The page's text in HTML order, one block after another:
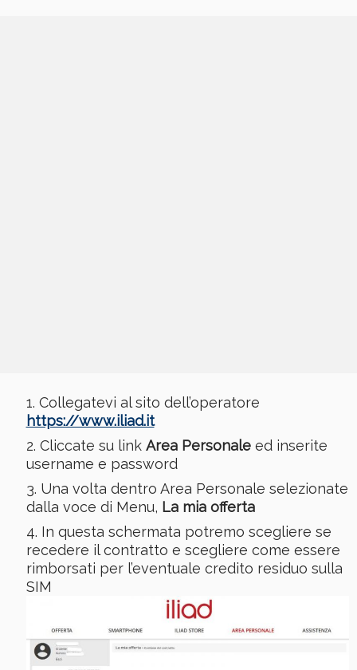
Collegatevi al sito dell’operatore
https://www.iliad.it
Cliccate su link Area Personaleed inserite
username e password
Una volta dentro Area Personale selezionate
dalla voce di Menu, La mia offerta
In questa schermata potremo scegliere se
recedere il contratto e scegliere come essere
rimborsati per l’eventuale credito residuo sulla
SIM